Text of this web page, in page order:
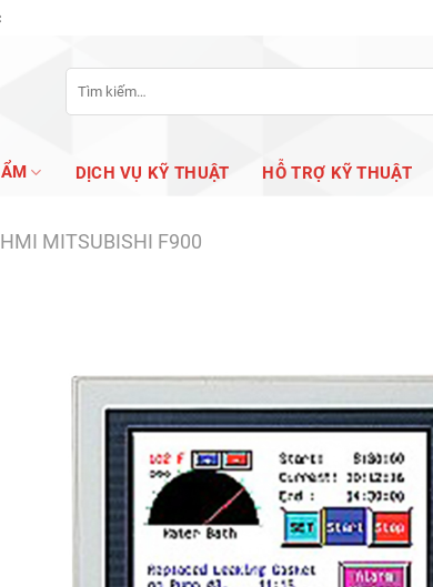
Tìm
kiếm:
DỊCH VỤ KỸ THUẬT HỖ TRỢ KỸ THUẬT
HMI MITSUBISHI F900